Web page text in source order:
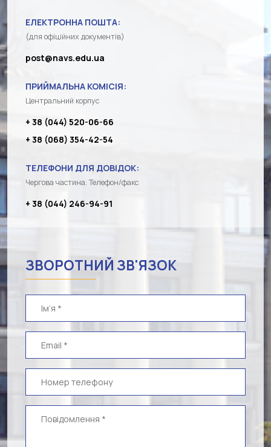
ЕЛЕКТРОННА ПОШТА:
(для офіційних документів)
post@navs.edu.ua
ПРИЙМАЛЬНА КОМІСІЯ:
Центральний корпус
+ 38 (044) 520-06-66
+ 38 (068) 354-42-54
ТЕЛЕФОНИ ДЛЯ ДОВІДОК:
Чергова частина. Телефон/факс
+ 38 (044) 246-94-91
ЗВОРОТНИЙ ЗВ'ЯЗОК